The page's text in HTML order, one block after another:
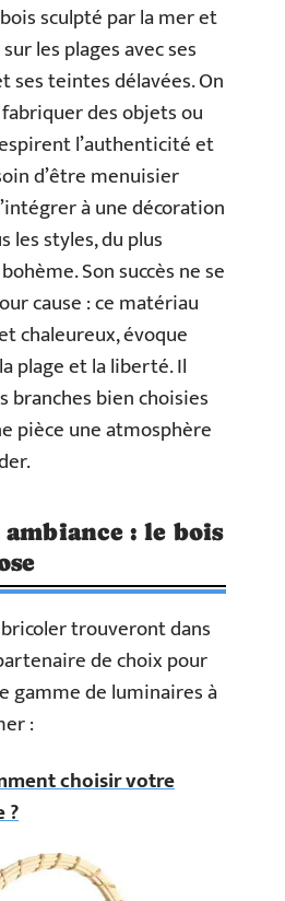
sculpté par la mer et
les plages avec ses
ses teintes délavées. On
des objets ou
l’authenticité et
d’être menuisier
à une décoration
les styles, du plus
Son succès ne se
cause : ce matériau
chaleureux, évoque
plage et la liberté. Il
branches bien choisies
pièce une atmosphère
: le bois
trouveront dans
de choix pour
gamme de luminaires à
:
choisir votre
?